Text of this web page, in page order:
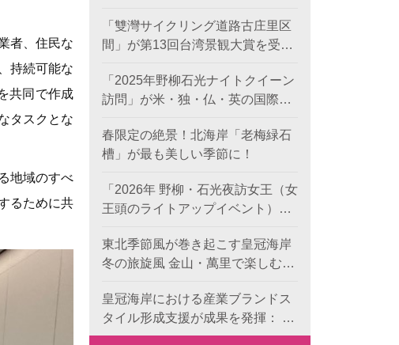
者、住民な
持続可能な
共同で作成
タスクとな
地域のすべ
るために共
「雙灣サイクリング道路古庄里区
間」が第13回台湾景観大賞を受賞
「2025年野柳石光ナイトクイーン
訪問」が米・独・仏・英の国際デ
トパワーを照らす
春限定の絶景！北海岸「老梅緑石
槽」が最も美しい季節に！
「2026年 野柳・石光夜訪女王（女
王頭のライトアップイベント）」
承》デジタル作品の公募が本日よ
り開始、世界中から代表的な地形
東北季節風が巻き起こす皇冠海岸
冬の旅旋風 金山・萬里で楽しむレ
皇冠海岸における産業ブランドス
タイル形成支援が成果を発揮： 6
つの特色ある目玉で、地域ブラン